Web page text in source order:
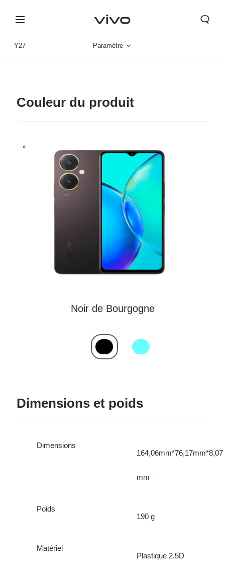
Y27 Paramètre
Couleur du produit
Noir de Bourgogne
Dimensions et poids
Dimensions
164,06mm*76,17mm*8,07
mm
Poids
190 g
Matériel
Plastique 2.5D